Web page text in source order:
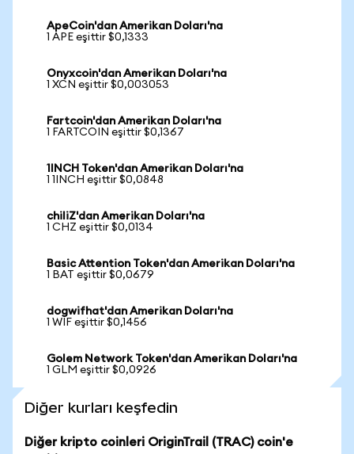
ApeCoin'dan Amerikan Doları'na
1 APE eşittir $0,1333
Onyxcoin'dan Amerikan Doları'na
1 XCN eşittir $0,003053
Fartcoin'dan Amerikan Doları'na
1 FARTCOIN eşittir $0,1367
1INCH Token'dan Amerikan Doları'na
1 1INCH eşittir $0,0848
chiliZ'dan Amerikan Doları'na
1 CHZ eşittir $0,0134
Basic Attention Token'dan Amerikan Doları'na
1 BAT eşittir $0,0679
dogwifhat'dan Amerikan Doları'na
1 WIF eşittir $0,1456
Golem Network Token'dan Amerikan Doları'na
1 GLM eşittir $0,0926
Diğer kurları keşfedin
Diğer kripto coinleri OriginTrail (TRAC) coin'e